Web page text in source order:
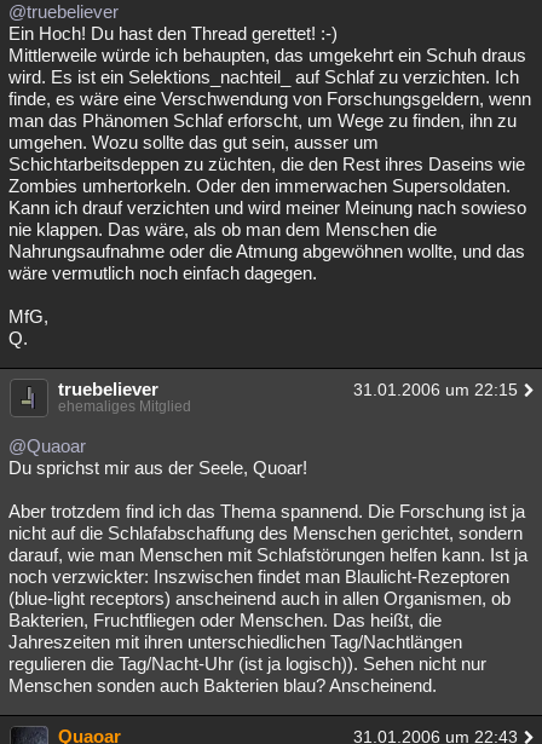
@truebeliever
Ein Hoch! Du hast den Thread gerettet! :-)
Mittlerweile würde ich behaupten, das umgekehrt ein Schuh draus
wird. Es ist ein Selektions_nachteil_ auf Schlaf zu verzichten. Ich
finde, es wäre eine Verschwendung von Forschungsgeldern, wenn
man das Phänomen Schlaf erforscht, um Wege zu finden, ihn zu
umgehen. Wozu sollte das gut sein, ausser um
Schichtarbeitsdeppen zu züchten, die den Rest ihres Daseins wie
Zombies umhertorkeln. Oder den immerwachen Supersoldaten.
Kann ich drauf verzichten und wird meiner Meinung nach sowieso
nie klappen. Das wäre, als ob man dem Menschen die
Nahrungsaufnahme oder die Atmung abgewöhnen wollte, und das
wäre vermutlich noch einfach dagegen.
MfG,
Q.
truebeliever 31.01.2006 um 22:15
ehemaliges Mitglied
@Quaoar
Du sprichst mir aus der Seele, Quoar!
Aber trotzdem find ich das Thema spannend. Die Forschung ist ja
nicht auf die Schlafabschaffung des Menschen gerichtet, sondern
darauf, wie man Menschen mit Schlafstörungen helfen kann. Ist ja
noch verzwickter: Inszwischen findet man Blaulicht-Rezeptoren
(blue-light receptors) anscheinend auch in allen Organismen, ob
Bakterien, Fruchtfliegen oder Menschen. Das heißt, die
Jahreszeiten mit ihren unterschiedlichen Tag/Nachtlängen
regulieren die Tag/Nacht-Uhr (ist ja logisch)). Sehen nicht nur
Menschen sonden auch Bakterien blau? Anscheinend.
Quaoar 31.01.2006 um 22:43